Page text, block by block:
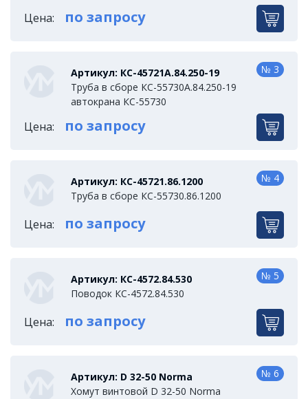
Цена: по запросу
Артикул: КС-45721А.84.250-19
Труба в сборе КС-55730А.84.250-19
автокрана КС-55730
Цена: по запросу
№ 3
Артикул: КС-45721.86.1200
Труба в сборе КС-55730.86.1200
Цена: по запросу
№ 4
Артикул: КС-4572.84.530
Поводок КС-4572.84.530
Цена: по запросу
№ 5
Артикул: D 32-50 Norma
Хомут винтовой D 32-50 Norma
№ 6